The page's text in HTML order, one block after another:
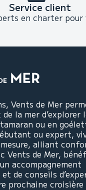
Service client
en charter
Vents de Mer
de la mer d’explorer
ou en
ou expert,
alliant
Vents de Mer,
accompagnement
de conseils
prochaine